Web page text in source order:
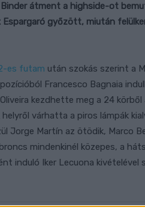
átment a highside-ot
Espargaró győzött, miután
es futam után szokás szerint a
Francesco Bagnaia
kezdhette meg a 24 körből
várhatta a piros lámpák
Jorge Martín az ötödik, Marco
mindenkinél közepes, a
induló Iker Lecuona kivételével